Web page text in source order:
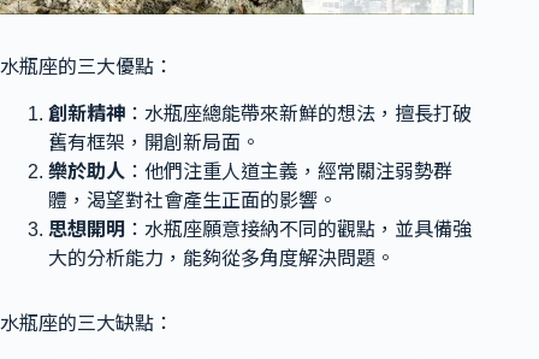
水瓶座的三大優點：
創新精神 ：水瓶座總能帶來新鮮的想法，擅長打破
舊有框架，開創新局面。
樂於助人 ：他們注重人道主義，經常關注弱勢群
體，渴望對社會產生正面的影響。
思想開明 ：水瓶座願意接納不同的觀點，並具備強
大的分析能力，能夠從多角度解決問題。
水瓶座的三大缺點：